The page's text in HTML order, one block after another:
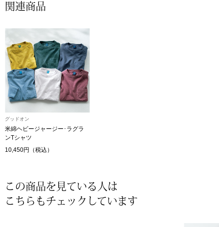
セイコー〉マウリッツハイス美術館公認フェ
ルメールオマージュウオッチ
ランド
集
関連商品
グッドオン
米綿ヘビージャージー･ラグラ
ンTシャツ
10,450円（税込）
この商品を見ている人は
こちらもチェックしています